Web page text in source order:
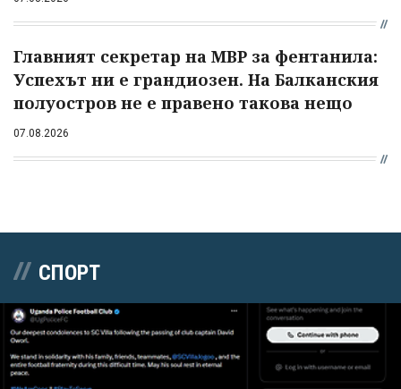
Главният секретар на МВР за фентанила:
Успехът ни е грандиозен. На Балканския
полуостров не е правено такова нещо
07.08.2026
СПОРТ